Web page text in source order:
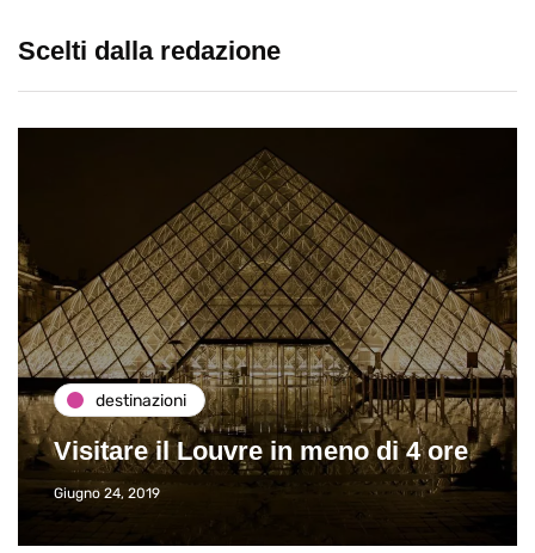
Scelti dalla redazione
destinazioni
Visitare il Louvre in meno di 4 ore
Giugno 24, 2019